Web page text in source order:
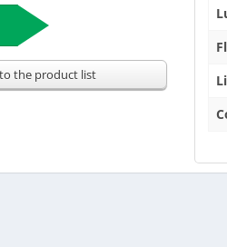
the product list